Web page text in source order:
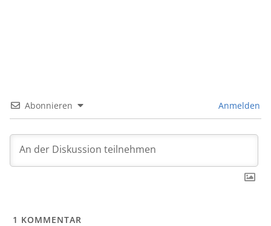
Abonnieren Anmelden
1 KOMMENTAR